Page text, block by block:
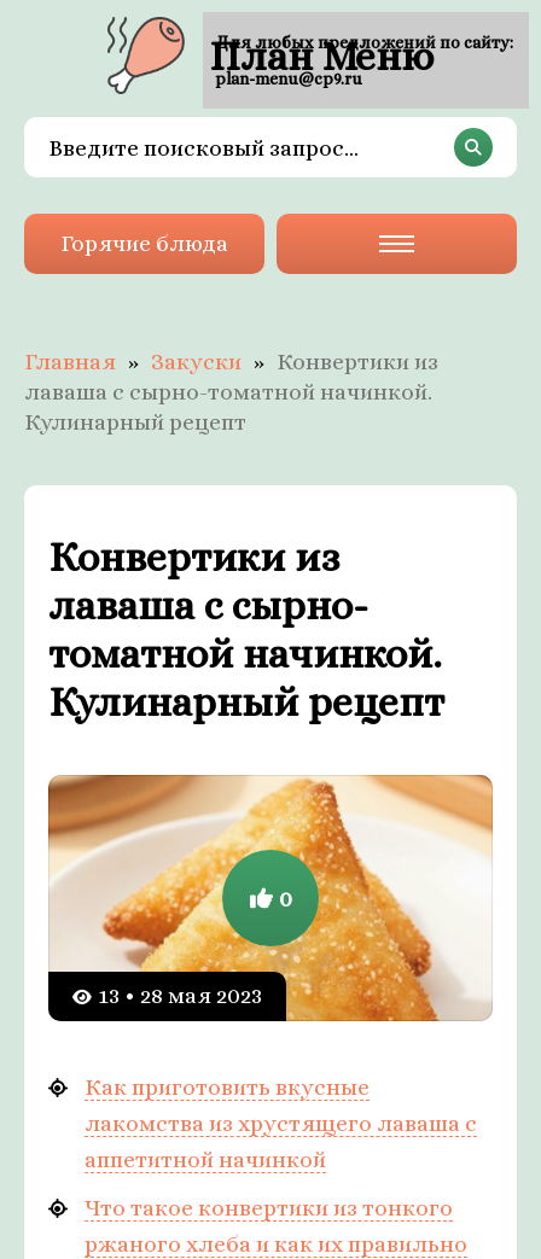
План Меню
Горячие блюда
Главная Закуски
Конвертики из
лаваша с сырно-томатной начинкой.
Кулинарный рецепт
Конвертики из
лаваша с сырно-
томатной начинкой.
Кулинарный рецепт
13 • 28 мая 2023
0
Как приготовить вкусные
лакомства из хрустящего лаваша с
аппетитной начинкой
Что такое конвертики из тонкого
ржаного хлеба и как их правильно
Для любых предложений по сайту:
plan-menu@cp9.ru